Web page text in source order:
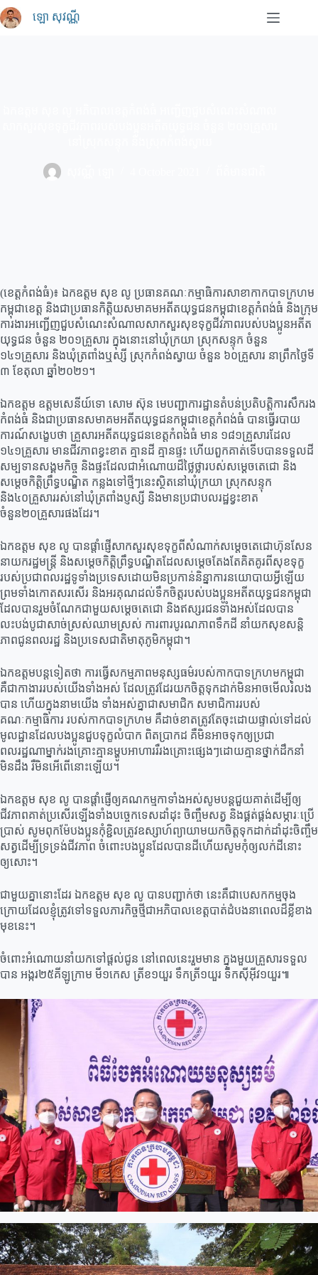
Skip
to
content
ឡោ សុវណ្ណី
(ខេត្តកំពង់ធំ)៖ ឯកឧត្តម សុខ លូ ប្រធានគណៈកម្មាធិការសាខាកាកបាទក្រហម
កម្ពុជាខេត្ត និងជាប្រធានកិត្តិយសមាគមអតីតយុទ្ធជនកម្ពុជាខេត្តកំពង់ធំ និងក្រុម
ការងារអញ្ជើញជួបសំណេះសំណាលសាកសួរសុខទុក្ខជីវភាពរបស់បងប្អូនអតីត
យុទ្ធជន ចំនួន ២០១គ្រួសារ ក្នុងនោះនៅឃុំក្រយា ស្រុកសន្ទុក ចំនួន
១៤១គ្រួសារ និងឃុំត្រពាំងឬស្សី ស្រុកកំពង់ស្វាយ ចំនួន ៦០គ្រួសារ នាព្រឹកថ្ងៃទី
៣ ខែតុលា ឆ្នាំ២០២១។
ឯកឧត្តម ឧត្តមសេនីយ៍ទោ សោម ស៊ុន មេបញ្ជាការដ្ឋានតំបន់ប្រតិបត្តិការសឹករង
កំពង់ធំ និងជាប្រធានសមាគមអតីតយុទ្ធជនកម្ពុជាខេត្តកំពង់ធំ បានធ្វើរបាយ
ការណ៍សង្ខេបថា គ្រួសារអតីតយុទ្ធជនខេត្តកំពង់ធំ មាន ១៨១គ្រួសារដែល
១៤១គ្រួសារ មានជីវភាពខ្វះខាត គ្មានដី គ្មានផ្ទះ ហើយពួកគាត់ទើបបានទទួលដី
សម្បទានសង្គមកិច្ច និងផ្ទះដែលជាអំណោយដ៏ថ្លៃថ្លារបស់សម្ដេចតេជោ និង
សម្ដេចកិត្តិព្រឹទ្ធបណ្ឌិត កន្លងទៅថ្មីៗនេះស្ថិតនៅឃុំក្រយា ស្រុកសន្ទុក
និង៤០គ្រួសាររស់នៅឃុំត្រពាំងប្ញស្សី និងមានប្រជាបលរដ្ឋខ្វះខាត
ចំនួន២០គ្រួសារផងដែរ។
ឯកឧត្តម សុខ លូ បានផ្តាំផ្ញើសាកសួរសុខទុក្ខពីសំណាក់សម្ដេចតេជោហ៊ុនសែន
នាយករដ្ឋមន្ត្រី និងសម្ដេចកិត្តិព្រឹទ្ធបណ្ឌិតដែលសម្តេចតែងតែគិតគូរពីសុខទុក្ខ
របស់ប្រជាពលរដ្ឋទូទាំងប្រទេសដោយមិនប្រកាន់និន្នាការនយោបាយអ្វីឡើយ
ព្រមទាំងកោតសរសើរ និងអរគុណដល់ទឹកចិត្តរបស់បងប្អូនអតីតយុទ្ធជនកម្ពុជា
ដែលបានរួមចំណែកជាមួយសម្តេចតេជោ និងឥស្សរជនទាំងអស់ដែលបាន
លះបង់បូជាសាច់ស្រស់ឈាមស្រស់ ការពារបូរណភាពទឹកដី នាំយកសុខសន្តិ
ភាពជូនពលរដ្ឋ និងប្រទេសជាតិមាតុភូមិកម្ពុជា។
ឯកឧត្តមបន្តទៀតថា ការធ្វើសកម្មភាពមនុស្សធម៌របស់កាកបាទក្រហមកម្ពុជា
គឺជាកាងាររបស់យើងទាំងអស់ ដែលត្រូវដែរយកចិត្តទុកដាក់មិនអាចមើលរំលង
បាន ហើយក្នុងនាមយើង ទាំងអស់គ្នាជាសមាជិក សមាជិការរបស់
គណៈកម្មាធិការ របស់កាកបាទក្រហម គឺដាច់ខាតត្រូវតែចុះដោយផ្ទាល់ទៅដល់
មូលដ្ឋានដែលបងប្អូនជួបទុក្ខលំបាក ពិតប្រាកដ គឺមិនអាចទុកឲ្យប្រជា
ពលរដ្ឋណាម្នាក់រងគ្រោះគ្មានម្ហូបអាហាររឺរងគ្រោះផ្សេងៗដោយគ្មានថ្នាក់ដឹកនាំ
មិនដឹង រឺមិនអើពើនោះឡើយ។
ឯកឧត្តម សុខ លូ បានផ្តាំផ្ញើឲ្យគណកម្មកាទាំងអស់សូមបន្តជួយគាត់ដើម្បីឲ្យ
ជីវភាពគាត់ប្រសើរឡើងទាំងបច្ចេកទេសដាំដុះ ចិញ្ចឹមសត្វ និងផ្គត់ផ្គង់សម្ភារៈប្រើ
ប្រាស់ សូមពុកម៉ែបងប្អូនកុំខ្ជិលត្រូវឧស្សាហ៍ព្យាយាមយកចិត្តទុកដាក់ដាំដុះចិញ្ចឹម
សត្វដើម្បីទ្រទ្រង់ជីវភាព ចំពោះបងប្អូនដែលបានដីហើយសូមកុំឲ្យលក់ដីនោះ
ឲ្យសោះ។
ជាមួយគ្នានោះដែរ ឯកឧត្តម សុខ លូ បានបញ្ជាក់ថា នេះគឺជាបេសកកម្មចុង
ក្រោយដែលខ្ញុំត្រូវទៅទទួលភារកិច្ចថ្មីជាអភិបាលខេត្តបាត់ដំបងនាពេលដ៏ខ្លីខាង
មុខនេះ។
ចំពោះអំណោយនាំយកទៅផ្តល់ជូន នៅពេលនេះរួមមាន ក្នុងមួយគ្រួសារទទួល
បាន អង្ករ២៥គីឡូក្រាម មី១កេស ត្រីខ១យួរ ទឹកត្រី១យួរ ទឹកស៊ីអ៊ីវ១យួរ៕